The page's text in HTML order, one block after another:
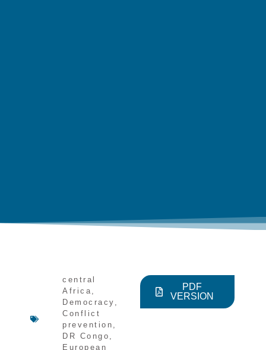
central
Africa
Democracy
Conflict
prevention
DR Congo
European
PDF
VERSION